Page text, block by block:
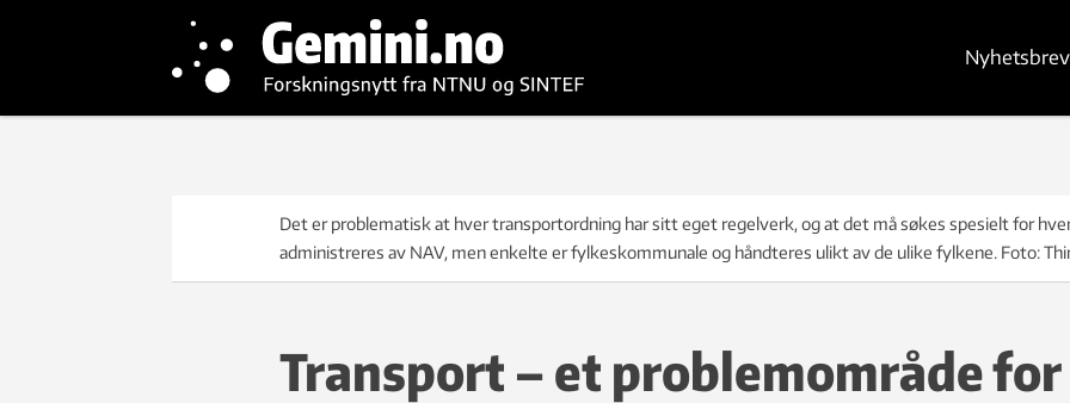
Nyhetsbrev
Det er problematisk at hver transportordning har sitt eget regelverk, og at det må søkes spesielt for
administreres av NAV, men enkelte er fylkeskommunale og håndteres ulikt av de ulike fylkene. Foto:
Transport – et problemområde for